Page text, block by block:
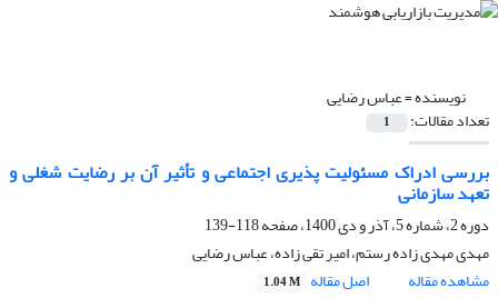
نویسنده =عباس رضایی
تعداد مقالات: 1
بررسی ادراک مسئولیت پذیری اجتماعی و تأثیر آن بر رضایت شغلی و
تعهد سازمانی
دوره 2، شماره 5، آذر و دی 1400، صفحه
118-139
مهدی مهدی زاده رستم، امیر تقی زاده، عباس رضایی
مشاهده مقاله
اصل مقاله 1.04 M